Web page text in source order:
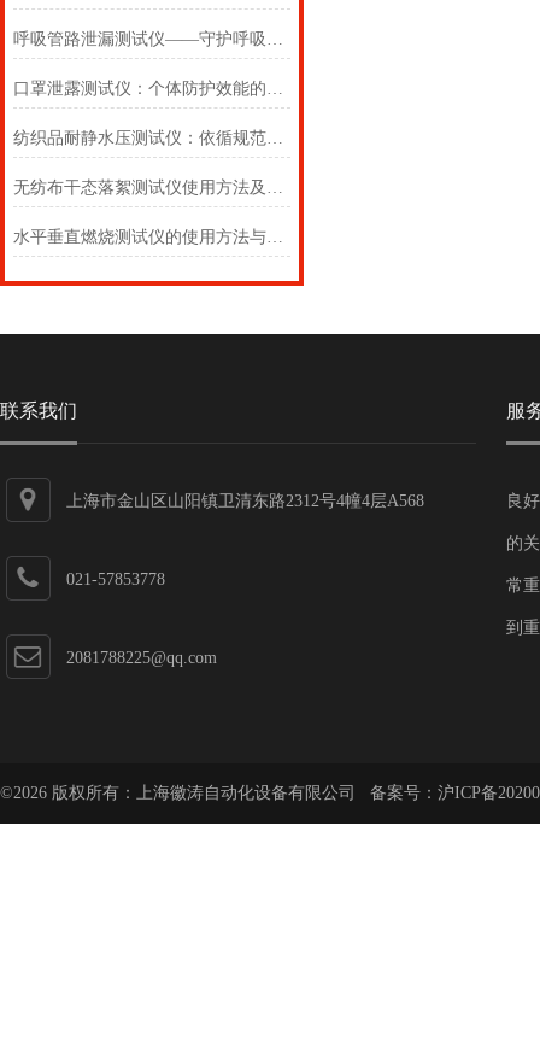
呼吸管路泄漏测试仪——守护呼吸类医疗器械安全的精密检测方案
口罩泄露测试仪：个体防护效能的科学评估仪器
纺织品耐静水压测试仪：依循规范，精准测防渗
无纺布干态落絮测试仪使用方法及注意事项详解
水平垂直燃烧测试仪的使用方法与注意事项
联系我们
上海市金山区山阳镇卫清东路2312号4幢4层A568
021-57853778
2081788225@qq.com
服
良
的
常
到
©2026 版权所有：上海徽涛自动化设备有限公司 备案号： 沪ICP备